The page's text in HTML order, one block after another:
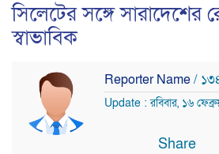
সিলেটের সঙ্গে সারাদেশের
স্বাভাবিক
Reporter Name/
Update : রবিবার, ১৬
Share